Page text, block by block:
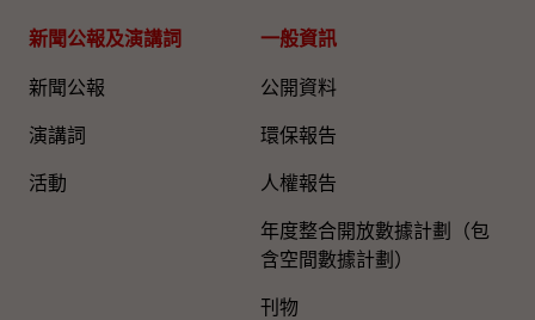
新聞公報及演講詞
新聞公報
演講詞
活動
一般資訊​
公開資料
環保報告
人權報告
年度整合開放數據計劃（包
含空間數據計劃）
刊物